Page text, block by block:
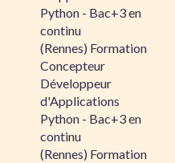
Python - Bac+3 en
continu
(Rennes) Formation
Concepteur
Développeur
d'Applications
Python - Bac+3 en
continu
(Rennes) Formation